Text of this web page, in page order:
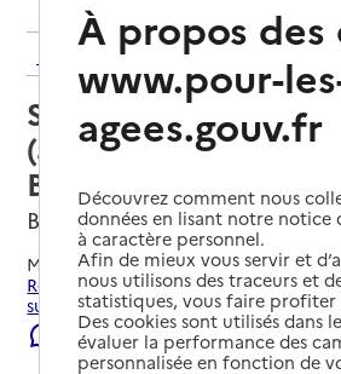
Retour aux résultats de l'annuaire
Service autonomie à
(aide) – Services de
Barsequanais
Bar-sur-Seine, AUBE
Mis à jour le22/07/2026
Rechercher les établissements et
sur-Seine.
Signaler une erreur
À propos des
www.pour-
agees.gouv.fr
Découvrez comment nous
données en lisant notre
à caractère personnel.
Afin de mieux vous servir et
nous utilisons des traceurs et
statistiques, vous faire
Des cookies sont utilisés dans
évaluer la performance des
personnalisée en fonction de